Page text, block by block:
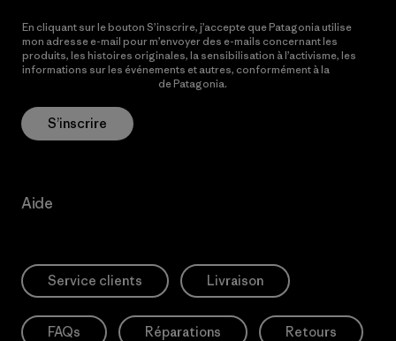
En cliquant sur le bouton S’inscrire, j’accepte que Patagonia utilise
mon adresse e-mail pour m’envoyer des e-mails concernant les
produits, les histoires originales, la sensibilisation à l’activisme, les
informations sur les événements et autres, conformément à la
de Patagonia.
S’inscrire
Aide
Service clients Livraison
FAQs Réparations Retours